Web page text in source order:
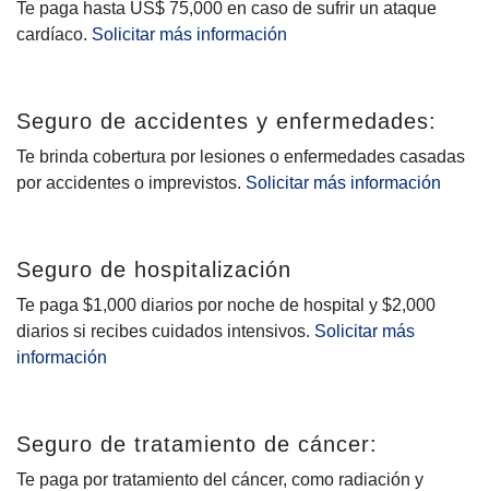
Te paga hasta US$ 75,000 en caso de sufrir un ataque
cardíaco. Solicitar más información
Seguro de accidentes y enfermedades:
Te brinda cobertura por lesiones o enfermedades casadas
por accidentes o imprevistos. Solicitar más información
Seguro de hospitalización
Te paga $1,000 diarios por noche de hospital y $2,000
diarios si recibes cuidados intensivos. Solicitar más
información
Seguro de tratamiento de cáncer:
Te paga por tratamiento del cáncer, como radiación y